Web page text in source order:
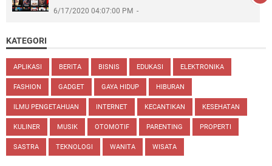
6/17/2020 04:07:00 PM
KATEGORI
APLIKASI BERITA BISNIS EDUKASI ELEKTRONIKA
FASHION GADGET GAYA HIDUP HIBURAN
ILMU PENGETAHUAN INTERNET KECANTIKAN KESEHATAN
KULINER MUSIK OTOMOTIF PARENTING PROPERTI
SASTRA TEKNOLOGI WANITA WISATA